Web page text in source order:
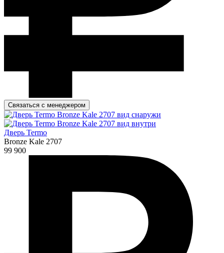
Связаться с менеджером
Дверь Termo
Bronze Kale 2707
99 900